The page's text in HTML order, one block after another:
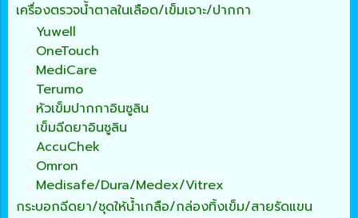
เครื่องตรวจน้ำตาลในเลือด/เข็มเจาะ/ปากกา
Yuwell
OneTouch
MediCare
Terumo
หัวเข็มปากกาอินซูลิน
เข็มฉีดยาอินซูลิน
AccuChek
Omron
Medisafe/Dura/Medex/Vitrex
กระบอกฉีดยา/ชุดให้น้ำเกลือ/กล่องทิ้งเข็ม/สายรัดแขน